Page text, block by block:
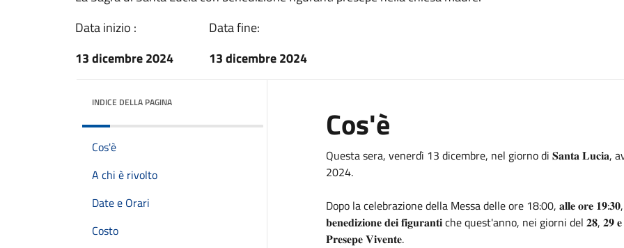
Data inizio :
13 dicembre 2024
Data fine:
13 dicembre 2024
INDICE DELLA PAGINA
Cos'è
A chi è rivolto
Date e Orari
Costo
Cos'è
Questa sera, venerdì 13 dicembre, nel giorno di 𝐒𝐚𝐧𝐭𝐚 𝐋𝐮𝐜𝐢𝐚,
2024.
Dopo la celebrazione della Messa delle ore 18:00, 𝐚𝐥𝐥𝐞 𝐨𝐫𝐞
𝐛𝐞𝐧𝐞𝐝𝐢𝐳𝐢𝐨𝐧𝐞 𝐝𝐞𝐢 𝐟𝐢𝐠𝐮𝐫𝐚𝐧𝐭𝐢 che quest'anno, nei giorni del 𝟐𝟖,
𝐏𝐫𝐞𝐬𝐞𝐩𝐞 𝐕𝐢𝐯𝐞𝐧𝐭𝐞.